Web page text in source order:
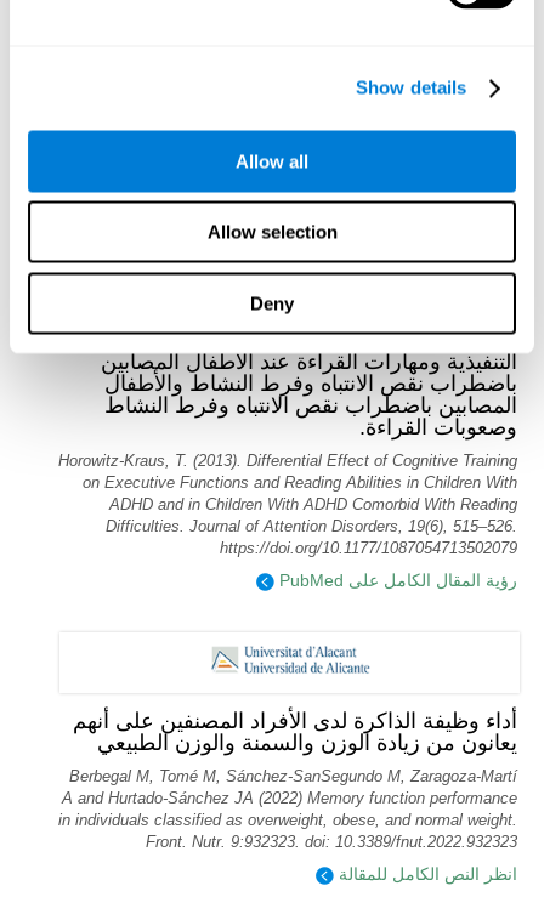
Show details
Allow all
Allow selection
Deny
Marusic, U., Verghese, J., & Mahoney, J. R. (2022). Does
Cognitive Training Improve Mobility, Enhance Cognition, and
التأثير التفاضلي للتدريب المعرفي على الوظائف
التنفيذية ومهارات القراءة عند الأطفال المصابين
باضطراب نقص الانتباه وفرط النشاط والأطفال
المصابين باضطراب نقص الانتباه وفرط النشاط
وصعوبات القراءة.
Horowitz-Kraus, T. (2013). Differential Effect of Cognitive Training
on Executive Functions and Reading Abilities in Children With
ADHD and in Children With ADHD Comorbid With Reading
Difficulties. Journal of Attention Disorders, 19(6), 515–526.
https://doi.org/10.1177/1087054713502079
رؤية المقال الكامل على PubMed
أداء وظيفة الذاكرة لدى الأفراد المصنفين على أنهم
يعانون من زيادة الوزن والسمنة والوزن الطبيعي
Berbegal M, Tomé M, Sánchez-SanSegundo M, Zaragoza-Martí
A and Hurtado-Sánchez JA (2022) Memory function performance
in individuals classified as overweight, obese, and normal weight.
Front. Nutr. 9:932323. doi: 10.3389/fnut.2022.932323
انظر النص الكامل للمقالة